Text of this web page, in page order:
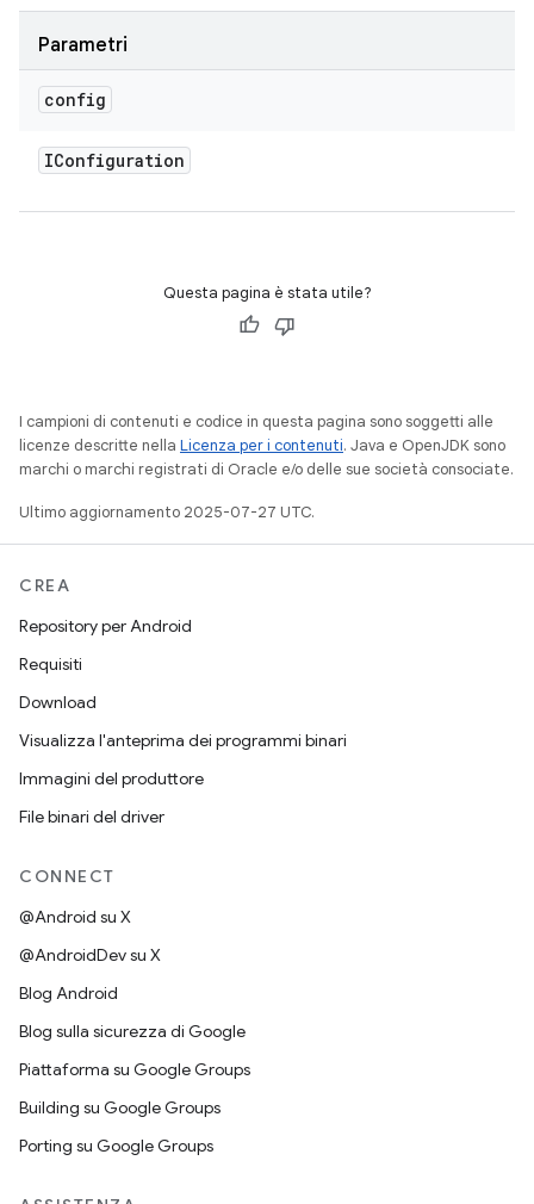
Parametri
config
IConfiguration
Questa pagina è stata utile?
I campioni di contenuti e codice in questa pagina sono soggetti alle
licenze descritte nella Licenza per i contenuti. Java e OpenJDK sono
marchi o marchi registrati di Oracle e/o delle sue società consociate.
Ultimo aggiornamento 2025-07-27 UTC.
CREA
Repository per Android
Requisiti
Download
Visualizza l'anteprima dei programmi binari
Immagini del produttore
File binari del driver
CONNECT
@Android su X
@AndroidDev su X
Blog Android
Blog sulla sicurezza di Google
Piattaforma su Google Groups
Building su Google Groups
Porting su Google Groups